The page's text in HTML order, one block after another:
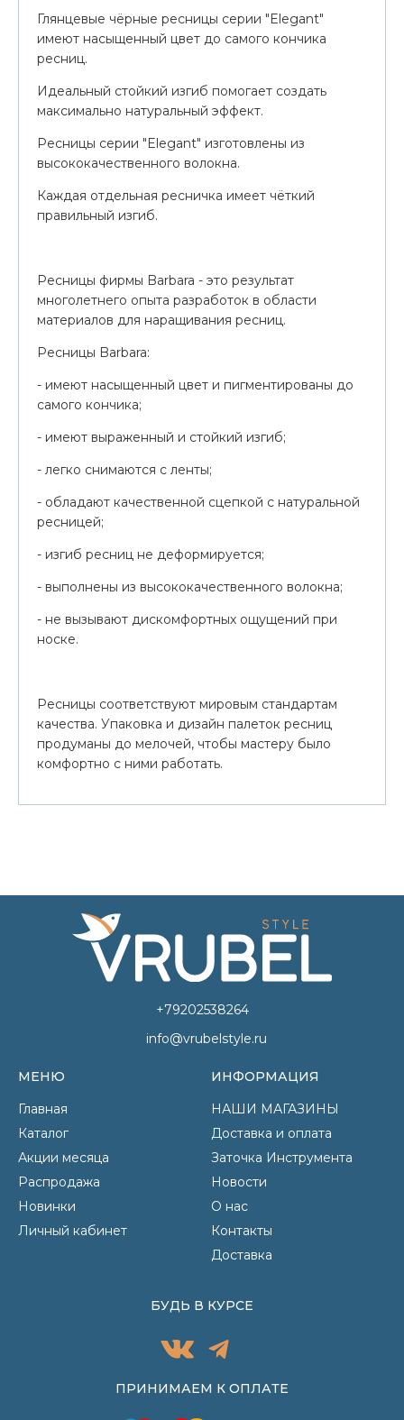
Глянцевые чёрные ресницы серии "Elegant"
имеют насыщенный цвет до самого кончика
ресниц.
Идеальный стойкий изгиб помогает создать
максимально натуральный эффект.
Ресницы серии "Elegant" изготовлены из
высококачественного волокна.
Каждая отдельная ресничка имеет чёткий
правильный изгиб.
Ресницы фирмы Barbara - это результат
многолетнего опыта разработок в области
материалов для наращивания ресниц.
Ресницы Barbara:
- имеют насыщенный цвет и пигментированы до
самого кончика;
- имеют выраженный и стойкий изгиб;
- легко снимаются с ленты;
- обладают качественной сцепкой с натуральной
ресницей;
- изгиб ресниц не деформируется;
- выполнены из высококачественного волокна;
- не вызывают дискомфортных ощущений при
носке.
Ресницы соответствуют мировым стандартам
качества. Упаковка и дизайн палеток ресниц
продуманы до мелочей, чтобы мастеру было
комфортно с ними работать.
+79202538264
info@vrubelstyle.ru
МЕНЮ
Главная
Каталог
Акции месяца
Распродажа
Новинки
Личный кабинет
ИНФОРМАЦИЯ
НАШИ МАГАЗИНЫ
Доставка и оплата
Заточка Инструмента
Новости
О нас
Контакты
Доставка
ПРИНИМАЕМ К ОПЛАТЕ
БУДЬ В КУРСЕ